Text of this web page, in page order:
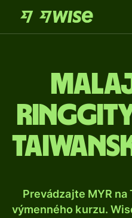
Prevádzajte MYR
výmenného kurzu.